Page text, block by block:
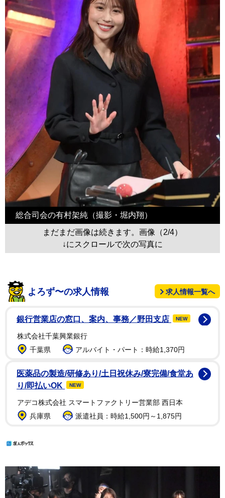
総合司会の有村架純（撮影・堀内翔）
まだまだ画像は続きます。画像（2/4）
↓にスクロールで次の写真に
よろず〜の求人情報 求人情報一覧へ
銀行営業店の窓口、案内、事務／野田支店 NEW
株式会社千葉興業銀行
千葉県
アルバイト・パート：時給1,370円
医薬品の製造/研修あり/土日祝休み/寮完備/食堂あ
り/即払いOK
NEW
アデコ株式会社 スマートファクトリー営業部 西日本
兵庫県
派遣社員：時給1,500円～1,875円